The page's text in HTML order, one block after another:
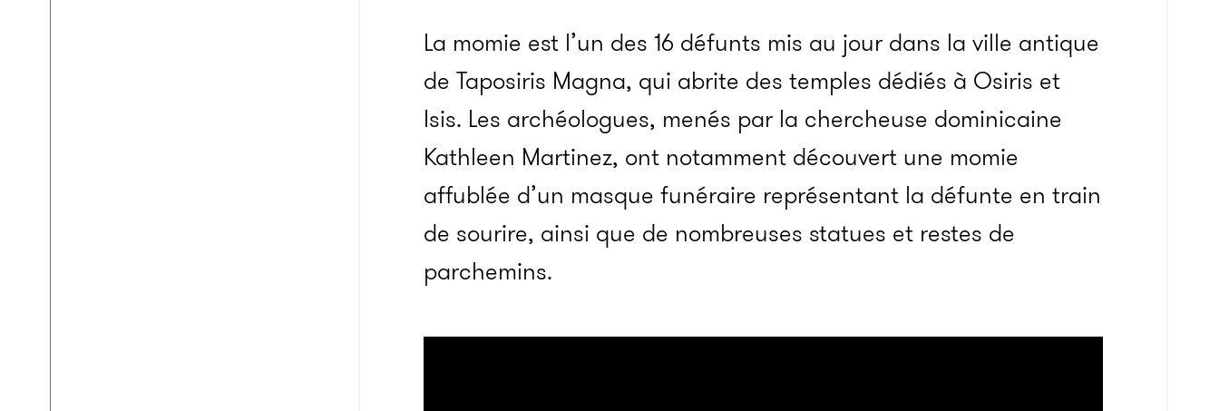
La momie est l’un des 16 défunts mis au jour dans la ville antique
de Taposiris Magna, qui abrite des temples dédiés à Osiris et
Isis. Les archéologues, menés par la chercheuse dominicaine
Kathleen Martinez, ont notamment découvert une momie
affublée d’un masque funéraire représentant la défunte en train
de sourire, ainsi que de nombreuses statues et restes de
parchemins.